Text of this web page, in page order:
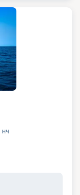
нч